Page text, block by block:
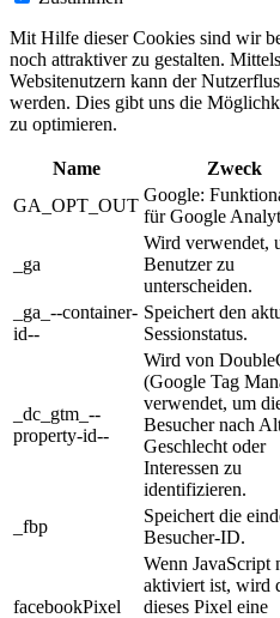
Mit Hilfe dieser Cookies sind wir
noch attraktiver zu gestalten.
Websitenutzern kann der
werden. Dies gibt uns die
zu optimieren.
Name Zweck
GA_OPT_OUT
Google:
für Google
_ga
Wird verwendet,
Benutzer zu
unterscheiden.
_ga_--container-
id--
Speichert den
Sessionstatus.
_dc_gtm_--
property-id--
Wird von
(Google Tag
verwendet, um
Besucher nach
Geschlecht oder
Interessen zu
identifizieren.
_fbp
Speichert die
Besucher-ID.
facebookPixel
Wenn JavaScript
aktiviert ist, wird
dieses Pixel eine